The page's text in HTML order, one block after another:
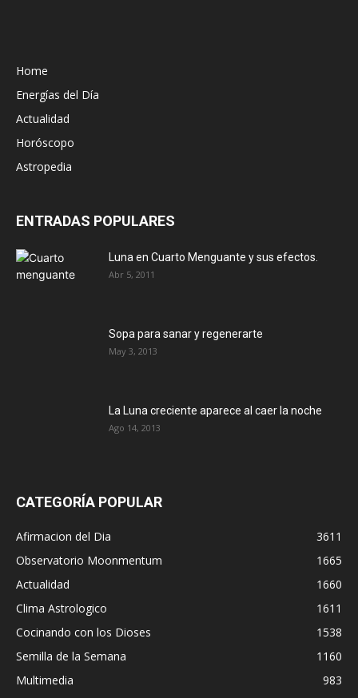
Home
Energías del Día
Actualidad
Horóscopo
Astropedia
ENTRADAS POPULARES
Luna en Cuarto Menguante y sus efectos.
Abr 5, 2011
Sopa para sanar y regenerarte
May 3, 2013
La Luna creciente aparece al caer la noche
Ago 14, 2013
CATEGORÍA POPULAR
Afirmacion del Dia
3611
Observatorio Moonmentum
1665
Actualidad
1660
Clima Astrologico
1611
Cocinando con los Dioses
1538
Semilla de la Semana
1160
Multimedia
983